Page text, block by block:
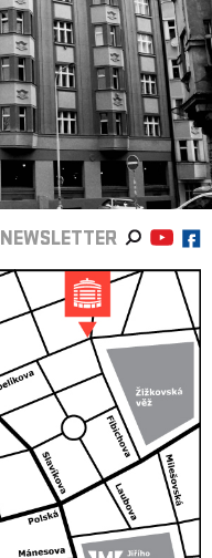
NEWSLETTER